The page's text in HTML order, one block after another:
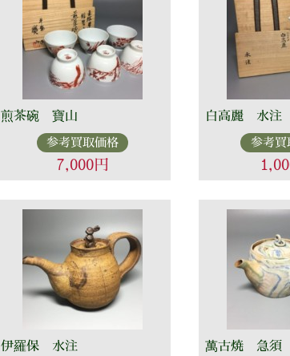
煎茶碗 寶山
参考買取価格
7,000円
白高麗 水注
参考
伊羅保 水注 萬古焼 急須